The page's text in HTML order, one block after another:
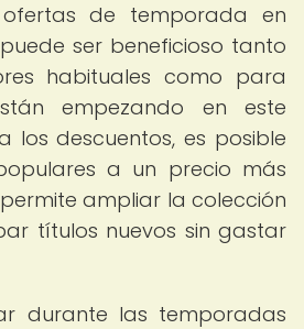
de temporada en
ser beneficioso tanto
habituales como para
empezando en este
los descuentos, es posible
a un precio más
ampliar la colección
títulos nuevos sin gastar
durante las temporadas